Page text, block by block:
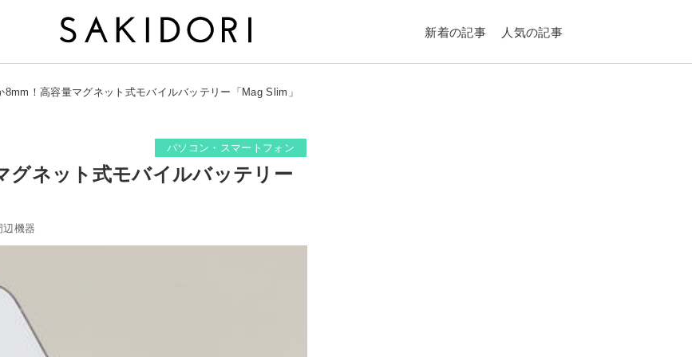
新着の記事 人気の記事
8mm！高容量マグネット式モバイルバッテリー「Mag Slim」
パソコン・スマートフォン
グネット式モバイルバッテリー
辺機器